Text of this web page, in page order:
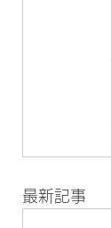
最新記事